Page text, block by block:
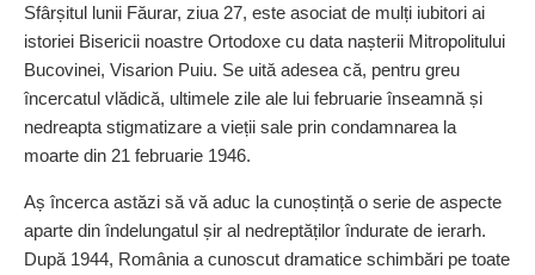
Sfârșitul lunii Făurar, ziua 27, este asociat de mulți iubitori ai
istoriei Bisericii noastre Ortodoxe cu data nașterii Mitropolitului
Bucovinei, Visarion Puiu. Se uită adesea că, pentru greu
încercatul vlădică, ultimele zile ale lui februarie înseamnă și
nedreapta stigmatizare a vieții sale prin condamnarea la
moarte din 21 februarie 1946.
Aș încerca astăzi să vă aduc la cunoștință o serie de aspecte
aparte din îndelungatul șir al nedreptăților îndurate de ierarh.
După 1944, România a cunoscut dramatice schimbări pe toate